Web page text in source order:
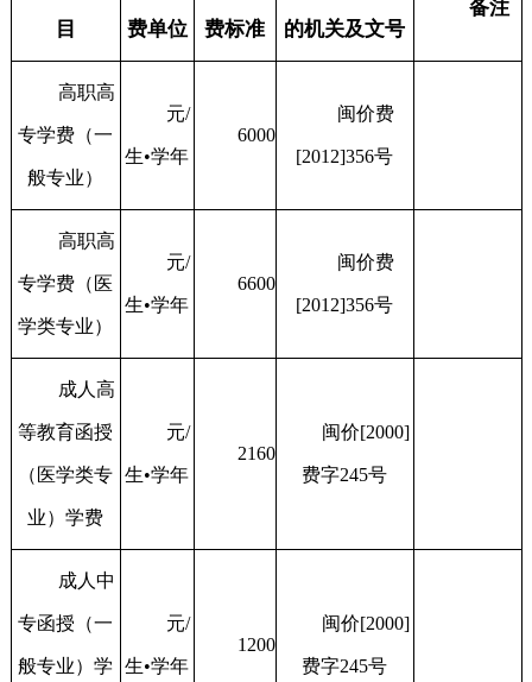
目
费单位
费标准
的机关及文号
备注
高职高
专学费（一
般专业）
元/
生•学年
6000
闽价费
[2012]356号
高职高
专学费（医
学类专业）
元/
生•学年
6600
闽价费
[2012]356号
成人高
等教育函授
（医学类专
业）学费
元/
生•学年
2160
闽价[2000]
费字245号
成人中
专函授（一
般专业）学
元/
生•学年
1200
闽价[2000]
费字245号